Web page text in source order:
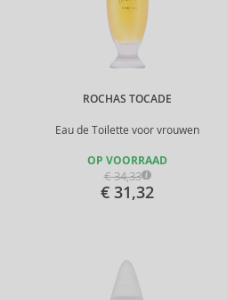
ROCHAS TOCADE
Eau de Toilette voor vrouwen
OP VOORRAAD
€ 34,33
€ 31,32